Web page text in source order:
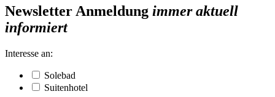
Newsletter Anmeldung immer aktuell
informiert
Interesse an:
Solebad
Suitenhotel